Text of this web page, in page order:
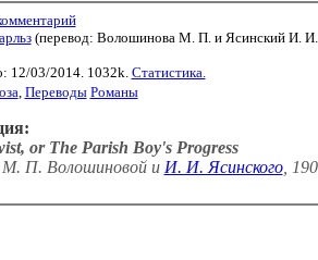
(перевод: Волошинова М. П. и Ясинский И.
12/03/2014. 1032k. Статистика.
Переводы Романы
or The Parish Boy's Progress
М. П. Волошиновой и И. И. Ясинского,